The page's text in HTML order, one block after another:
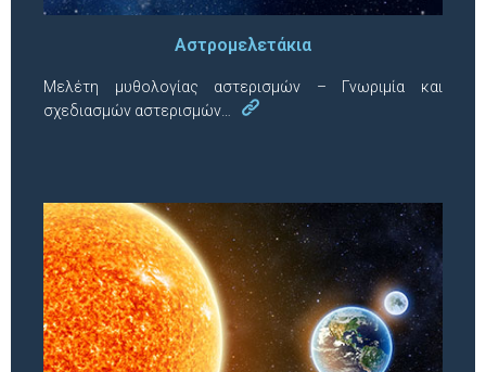
Αστρομελετάκια
Μελέτη μυθολογίας αστερισμών – Γνωριμία και
σχεδιασμών αστερισμών…